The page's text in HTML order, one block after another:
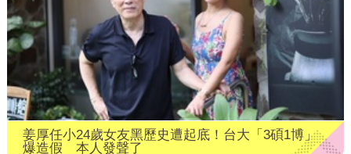
姜厚任小24歲女友黑歷史遭起底！台大「3碩1博」
爆造假 本人發聲了